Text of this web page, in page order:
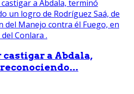
castigar a Abdala,